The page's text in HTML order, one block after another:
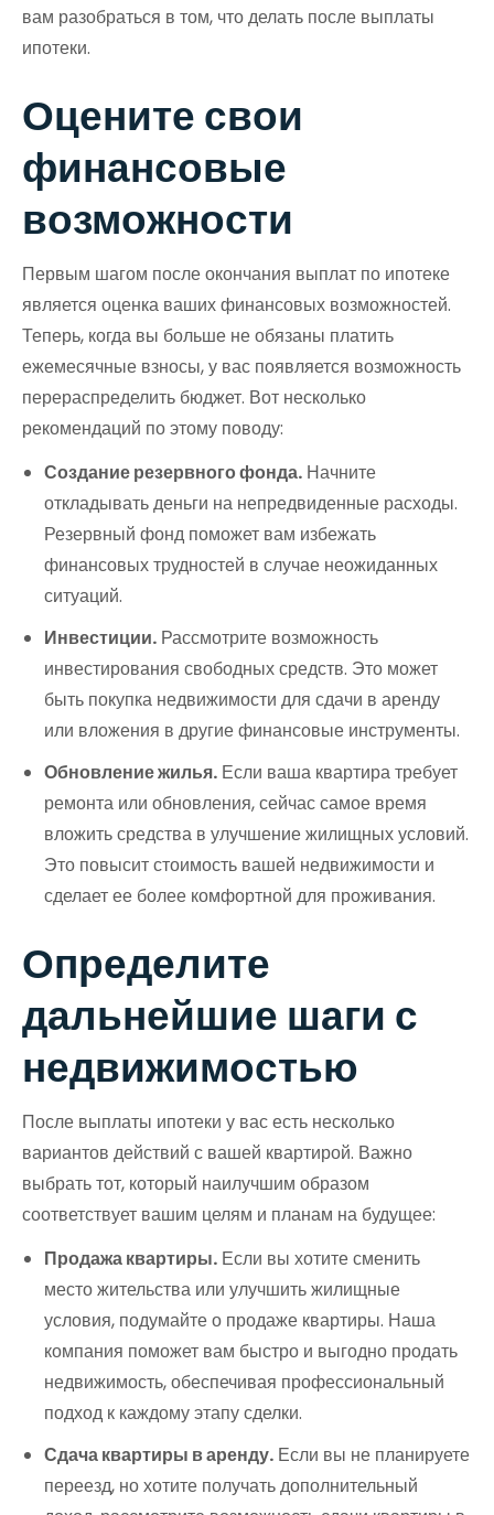
вам разобраться в том, что делать после выплаты
ипотеки.
Оцените свои
финансовые
возможности
Первым шагом после окончания выплат по ипотеке
является оценка ваших финансовых возможностей.
Теперь, когда вы больше не обязаны платить
ежемесячные взносы, у вас появляется возможность
перераспределить бюджет. Вот несколько
рекомендаций по этому поводу:
Создание резервного фонда. Начните
откладывать деньги на непредвиденные расходы.
Резервный фонд поможет вам избежать
финансовых трудностей в случае неожиданных
ситуаций.
Инвестиции. Рассмотрите возможность
инвестирования свободных средств. Это может
быть покупка недвижимости для сдачи в аренду
или вложения в другие финансовые инструменты.
Обновление жилья. Если ваша квартира требует
ремонта или обновления, сейчас самое время
вложить средства в улучшение жилищных условий.
Это повысит стоимость вашей недвижимости и
сделает ее более комфортной для проживания.
Определите
дальнейшие шаги с
недвижимостью
После выплаты ипотеки у вас есть несколько
вариантов действий с вашей квартирой. Важно
выбрать тот, который наилучшим образом
соответствует вашим целям и планам на будущее:
Продажа квартиры. Если вы хотите сменить
место жительства или улучшить жилищные
условия, подумайте о продаже квартиры. Наша
компания поможет вам быстро и выгодно продать
недвижимость, обеспечивая профессиональный
подход к каждому этапу сделки.
Сдача квартиры в аренду. Если вы не планируете
переезд, но хотите получать дополнительный